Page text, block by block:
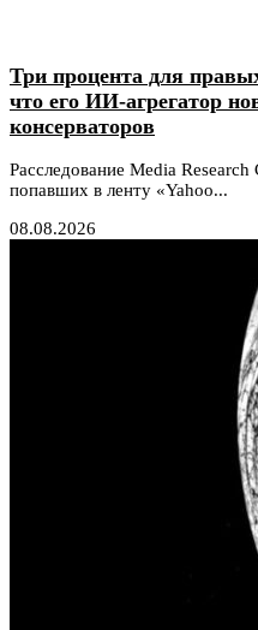
Три процента для
что его ИИ-агрегатор
консерваторов
Расследование Media Research
попавших в ленту «Yahoo...
08.08.2026